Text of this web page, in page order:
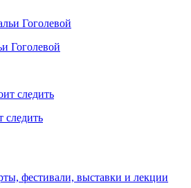
Гоголевой
следить